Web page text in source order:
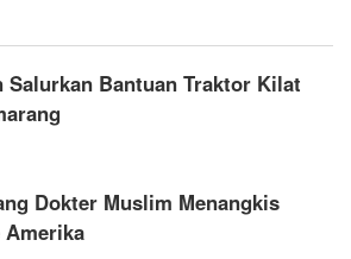
Salurkan Bantuan Traktor Kilat
Dokter Muslim Menangkis
Amerika